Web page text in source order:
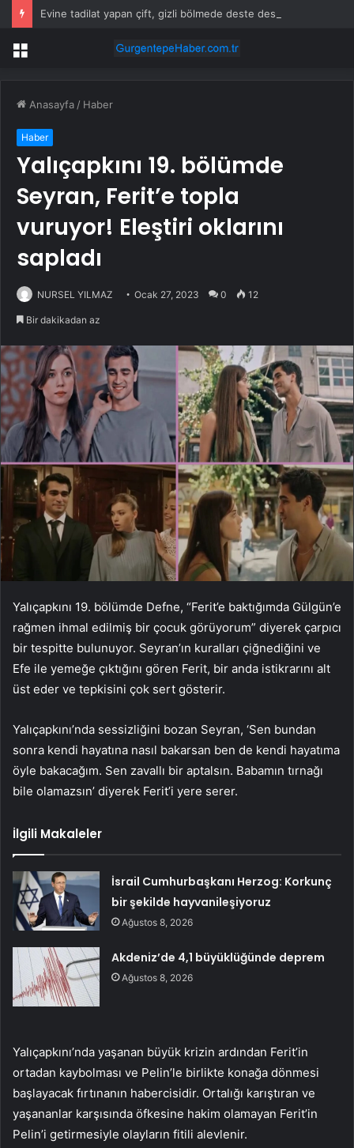
Menü
Anasayfa / Haber
Haber
Yalıçapkını 19. bölümde
Seyran, Ferit’e topla
vuruyor! Eleştiri oklarını
sapladı
NURSEL YILMAZ Ocak 27, 2023 0 12
Bir dakikadan az
Yalıçapkını 19. bölümde Defne, “Ferit’e baktığımda Gülgün’e
rağmen ihmal edilmiş bir çocuk görüyorum” diyerek çarpıcı
bir tespitte bulunuyor. Seyran’ın kuralları çiğnediğini ve
Efe ile yemeğe çıktığını gören Ferit, bir anda istikrarını alt
üst eder ve tepkisini çok sert gösterir.
Yalıçapkını’nda sessizliğini bozan Seyran, ‘Sen bundan
sonra kendi hayatına nasıl bakarsan ben de kendi hayatıma
öyle bakacağım. Sen zavallı bir aptalsın. Babamın tırnağı
bile olamazsın’ diyerek Ferit’i yere serer.
İlgili Makaleler
İsrail Cumhurbaşkanı Herzog: Korkunç
bir şekilde hayvanileşiyoruz
Ağustos 8, 2026
Akdeniz’de 4,1 büyüklüğünde deprem
Ağustos 8, 2026
Yalıçapkını’nda yaşanan büyük krizin ardından Ferit’in
ortadan kaybolması ve Pelin’le birlikte konağa dönmesi
başlayacak fırtınanın habercisidir. Ortalığı karıştıran ve
yaşananlar karşısında öfkesine hakim olamayan Ferit’in
Pelin’i getirmesiyle olayların fitili alevlenir.